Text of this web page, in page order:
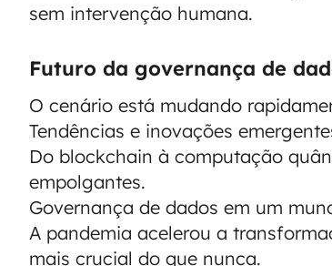
sem intervenção humana.
Futuro da governança de
O cenário está mudando
Tendências e inovações
Do blockchain à computação
empolgantes.
Governança de dados em um
A pandemia acelerou a
mais crucial do que nunca.